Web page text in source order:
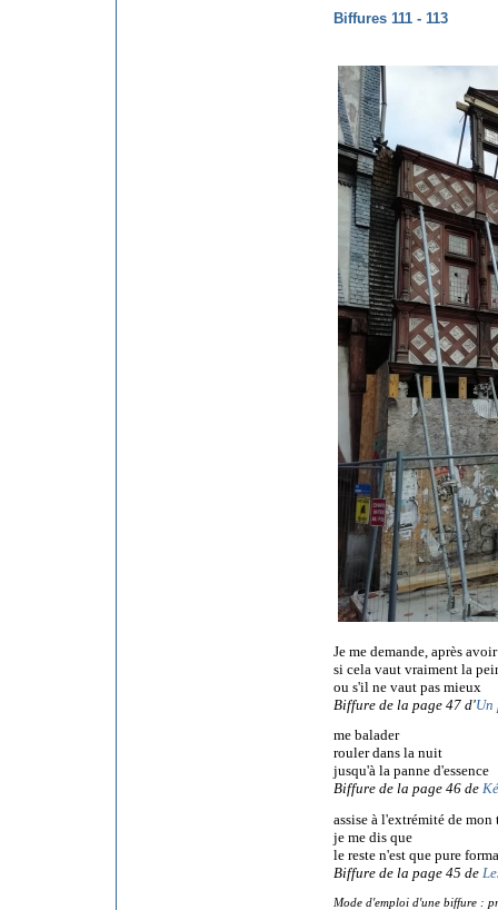
Biffures 111 - 113
Je me demande, après
si cela vaut vraiment la
ou s'il ne vaut pas mieux
Biffure de la page 47 d'Un
me balader
rouler dans la nuit
jusqu'à la panne d'essence
Biffure de la page 46 de
assise à l'extrémité de mon
je me dis que
le reste n'est que pure
Biffure de la page 45 de
Mode d'emploi d'une biffure :